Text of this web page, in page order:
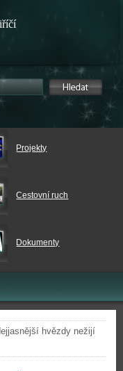
Projekty
Cestovní ruch
Dokumenty
hvězdy nežijí